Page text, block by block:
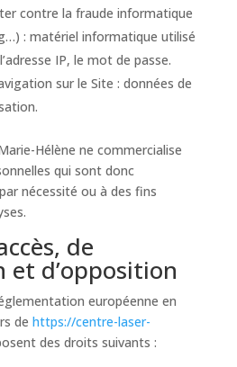
contre la fraude informatique
: matériel informatique utilisé
IP, le mot de passe.
sur le Site : données de
Hélène ne commercialise
qui sont donc
nécessité ou à des fins
de
d’opposition
européenne en
de https://centre-laser-
des droits suivants :